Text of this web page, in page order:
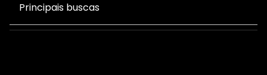
Principais buscas